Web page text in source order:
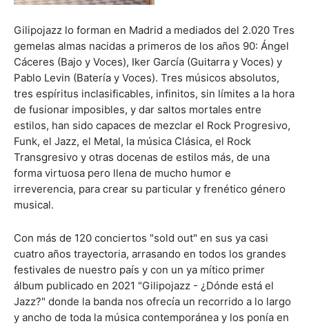
Gilipojazz lo forman en Madrid a mediados del 2.020 Tres
gemelas almas nacidas a primeros de los años 90: Ángel
Cáceres (Bajo y Voces), Iker García (Guitarra y Voces) y
Pablo Levin (Batería y Voces). Tres músicos absolutos,
tres espíritus inclasificables, infinitos, sin límites a la hora
de fusionar imposibles, y dar saltos mortales entre
estilos, han sido capaces de mezclar el Rock Progresivo,
Funk, el Jazz, el Metal, la música Clásica, el Rock
Transgresivo y otras docenas de estilos más, de una
forma virtuosa pero llena de mucho humor e
irreverencia, para crear su particular y frenético género
musical.
Con más de 120 conciertos "sold out" en sus ya casi
cuatro años trayectoria, arrasando en todos los grandes
festivales de nuestro país y con un ya mítico primer
álbum publicado en 2021 "Gilipojazz - ¿Dónde está el
Jazz?" donde la banda nos ofrecía un recorrido a lo largo
y ancho de toda la música contemporánea y los ponía en